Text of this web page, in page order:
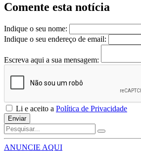
Comente esta notícia
Indique o seu nome:
Indique o seu endereço de email:
Escreva aqui a sua mensagem:
Li e aceito a Política de Privacidade
Enviar
ANUNCIE AQUI